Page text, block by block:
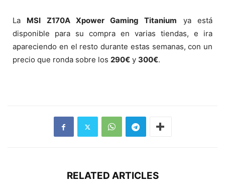
La MSI Z170A Xpower Gaming Titanium ya está
disponible para su compra en varias tiendas, e ira
apareciendo en el resto durante estas semanas, con un
precio que ronda sobre los 290€ y 300€.
RELATED ARTICLES